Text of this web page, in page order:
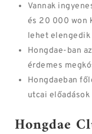
Vannak
és 20 000 won
lehet elengedik
Hongdae-ban
érdemes
Hongdaeban
utcai előadások
Hongdae